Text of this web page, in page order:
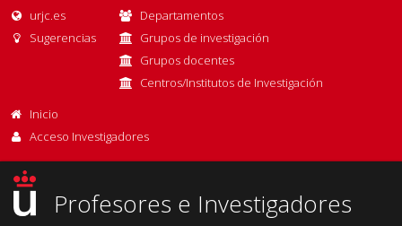
urjc.es
Sugerencias
Departamentos
Grupos de investigación
Grupos docentes
Centros/Institutos de Investigación
Inicio
Acceso Investigadores
Profesores e Investigadores